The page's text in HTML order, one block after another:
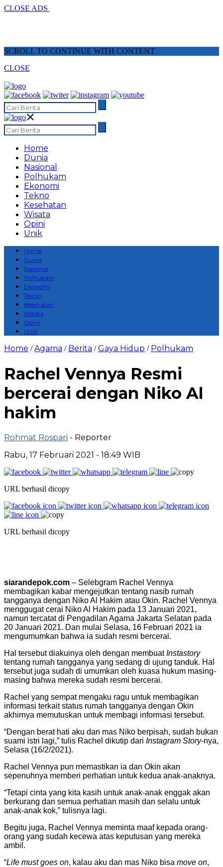
CLOSE ADS
SCROLL TO CONTINUE WITH CONTENT
CLOSE
Home
Dunia
Nasional
Polhukam
Ekonomi
Tekno
Kesehatan
Wisata
Opini
Unik
Home
Dunia
Nasional
Polhukam
Ekonomi
Tekno
Kesehatan
Wisata
Opini
Unik
Home /Agama / Berita /Gaya Hidup / Polhukam
Rachel Vennya Resmi
bercerai dengan Niko Al
hakim
Rohmat Rospari - Reporter
Rabu, 17 Februari 2021 - 18:49 WIB
URL berhasil dicopy
URL berhasil dicopy
siarandepok.com – Selebgram Rachel Vennya
membagikan kabar mengejutkan tentang nasib rumah
tangganya dengan Niko Al Hakim atau Okin. Rachel Vennya
menggugat cerai Niko Al Hakim pada 13 Januari 2021,
namun tercatat di Pengadilan Agama Jakarta Selatan pada
20 Januari 2021. Dan mulai Selasa, 16 Februari 2021 ia
mengumumkan bahwa ia sudah resmi bercerai.
Hal tersebut diakuinya oleh dengan membuatInstastory
tentang rumah tangganya yang sedang di ujung tanduk. Hal
tersebut juga sudah di umumkan oleh kuasa hukum masing-
masing bahwa mereka sudah resmi bercerai.
Rachel yang sempat mengaku ragu untuk membagikan
informasi terkait status rumah tangganya dengan Okin
akhirnya memutuskan untuk membagi informasi tersebut.
“Dengan berat hati aku dan mas Niko berpisah, sudah bukan
suami istri lagi,” tulis Rachel dikutip dari Instagram Story-nya,
Selasa (16/2/2021).
Rachel Vennya pun memastikan ia dan Okin akan
sepenuhnya memberi perhatian untuk kedua anak-anaknya.
“Tetapi cinta yang kita kasih untuk anak-anak enggak akan
berkurang dan semua perhatian masih dan selalu untuk
anak-anak kok,” tulisnya lagi.
Begitu juga, Rachel Vennya meminta maaf kepada orang-
orang yang sudah kecewa atas keputusan yang mereka
ambil.
“Life must goes on, kalau aku dan mas Niko bisa move on,